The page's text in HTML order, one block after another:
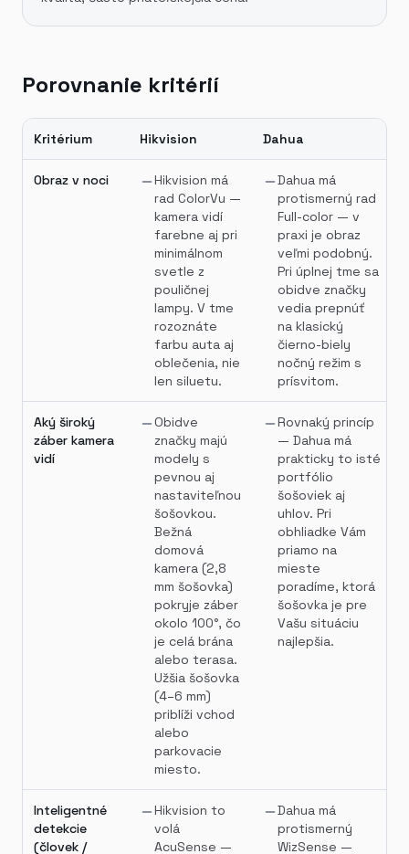
Porovnanie kritérií
Kritérium Hikvision Dahua
Obraz v noci
Hikvision má
rad ColorVu —
kamera vidí
farebne aj pri
minimálnom
svetle z
pouličnej
lampy. V tme
rozoznáte
farbu auta aj
oblečenia, nie
len siluetu.
Dahua má
protismerný rad
Full-color — v
praxi je obraz
veľmi podobný.
Pri úplnej tme sa
obidve značky
vedia prepnúť
na klasický
čierno-biely
nočný režim s
prísvitom.
Aký široký
záber kamera
vidí
Obidve
značky majú
modely s
pevnou aj
nastaviteľnou
šošovkou.
Bežná
domová
kamera (2,8
mm šošovka)
pokryje záber
okolo 100°, čo
je celá brána
alebo terasa.
Užšia šošovka
(4–6 mm)
priblíži vchod
alebo
parkovacie
miesto.
Rovnaký princíp
— Dahua má
prakticky to isté
portfólio
šošoviek aj
uhlov. Pri
obhliadke Vám
priamo na
mieste
poradíme, ktorá
šošovka je pre
Vašu situáciu
najlepšia.
Inteligentné
detekcie
(človek /
Hikvision to
volá
AcuSense —
Dahua má
protismerný
WizSense —